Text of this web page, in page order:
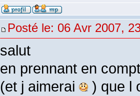
Posté le: 06 Avr 2007,
salut
en prennant en
(et j aimerai
) que l